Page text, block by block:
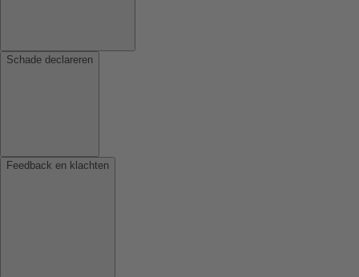
Schade declareren
Feedback en klachten